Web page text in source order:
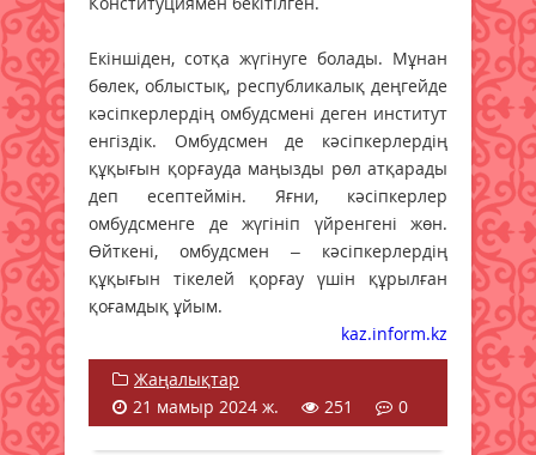
Екіншіден, сотқа жүгінуге болады. Мұнан
бөлек, облыстық, республикалық деңгейде
кәсіпкерлердің омбудсмені деген институт
енгіздік. Омбудсмен де кәсіпкерлердің
құқығын қорғауда маңызды рөл атқарады
деп есептеймін. Яғни, кәсіпкерлер
омбудсменге де жүгініп үйренгені жөн.
Өйткені, омбудсмен – кәсіпкерлердің
құқығын тікелей қорғау үшін құрылған
қоғамдық ұйым.
kaz.inform.kz
Жаңалықтар
21 мамыр 2024 ж.
251 0